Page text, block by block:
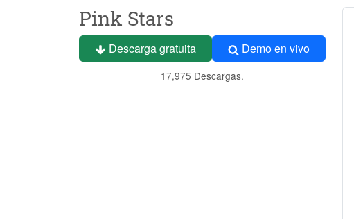
Pink Stars
Descarga gratuita Demo en vivo
17,975 Descargas.